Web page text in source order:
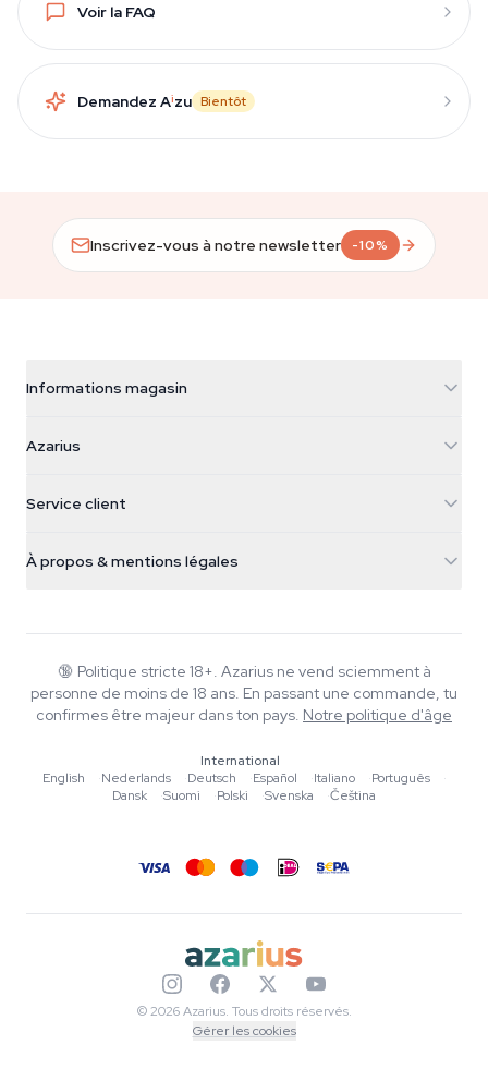
Voir la FAQ
Demandez Aizu Bientôt
Inscrivez-vous à notre newsletter -10%
Informations magasin
Galvaniweg 11
Nederland
+31(0)204897914
Azarius
Smokeshop
Service client
Politique de retour
Politique de confidentialité
À propos & mentions légales
Wiki
Musique
Normes éditoriales
Outils & Calculateurs
🔞 Politique stricte 18+. Azarius ne vend sciemment à
personne de moins de 18 ans. En passant une commande, tu
confirmes être majeur dans ton pays. Notre politique d'âge
International
English
·Nederlands ·Deutsch ·Español ·Italiano ·Português
·
Dansk
·Suomi ·Polski ·Svenska ·Čeština
© 2026 Azarius. Tous droits réservés.
Gérer les cookies